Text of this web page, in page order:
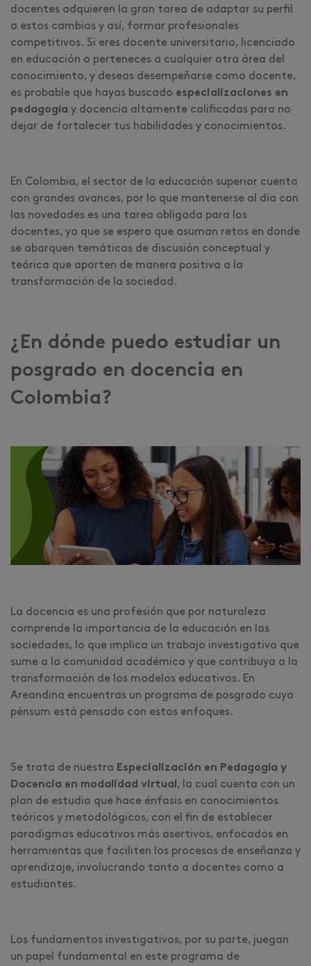
docentes adquieren la gran tarea de adaptar su perfil
a estos cambios y así, formar profesionales
competitivos. Si eres docente universitario, licenciado
en educación o perteneces a cualquier otra área del
conocimiento, y deseas desempeñarse como docente,
es probable que hayas buscado especializaciones en
pedagogía y docencia altamente calificadas para no
dejar de fortalecer tus habilidades y conocimientos.
En Colombia, el sector de la educación superior cuenta
con grandes avances, por lo que mantenerse al día con
las novedades es una tarea obligada para los
docentes, ya que se espera que asuman retos en donde
se abarquen temáticas de discusión conceptual y
teórica que aporten de manera positiva a la
transformación de la sociedad.
¿En dónde puedo estudiar un
posgrado en docencia en
Colombia?
La docencia es una profesión que por naturaleza
comprende la importancia de la educación en las
sociedades, lo que implica un trabajo investigativo que
sume a la comunidad académica y que contribuya a la
transformación de los modelos educativos. En
Areandina encuentras un programa de posgrado cuyo
pénsum está pensado con estos enfoques.
Se trata de nuestra Especialización en Pedagogía y
Docencia en modalidad virtual, la cual cuenta con un
plan de estudio que hace énfasis en conocimientos
teóricos y metodológicos, con el fin de establecer
paradigmas educativos más asertivos, enfocados en
herramientas que faciliten los procesos de enseñanza y
aprendizaje, involucrando tanto a docentes como a
estudiantes.
Los fundamentos investigativos, por su parte, juegan
un papel fundamental en este programa de